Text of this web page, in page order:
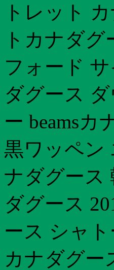
トレット
トカナダ
フォード
ダグース
ー beams
黒ワッペン
ナダグース
ダグース
ース シャ
カナダグー